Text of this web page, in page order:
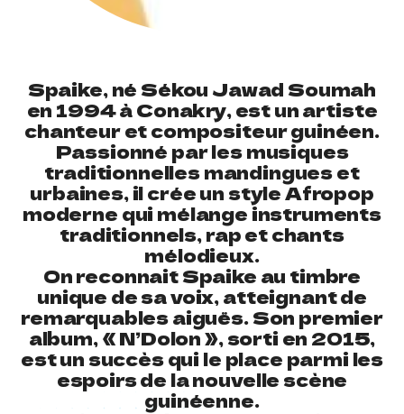
Spaike, né Sékou Jawad Soumah
en 1994 à Conakry, est un artiste
chanteur et compositeur guinéen.
Passionné par les musiques
traditionnelles mandingues et
urbaines, il crée un style Afropop
moderne qui mélange instruments
traditionnels, rap et chants
mélodieux.
On reconnait Spaike au timbre
unique de sa voix, atteignant de
remarquables aiguës. Son premier
album, « N’Dolon », sorti en 2015,
est un succès qui le place parmi les
espoirs de la nouvelle scène
guinéenne.